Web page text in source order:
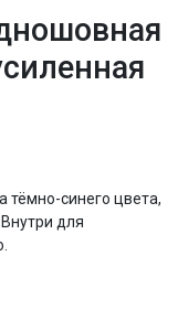
тёмно-синего цвета,
для